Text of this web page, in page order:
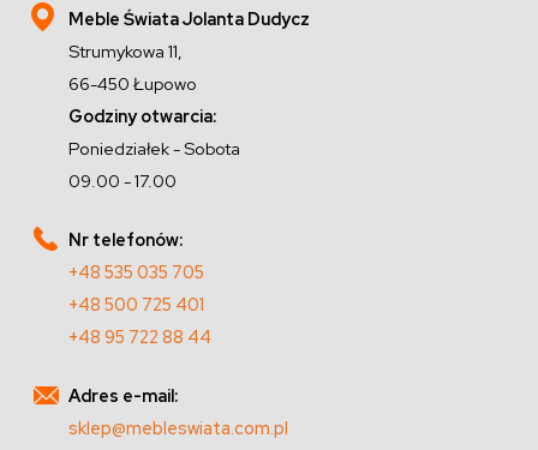
Meble Świata Jolanta Dudycz
Strumykowa 11,
66-450 Łupowo
Godziny otwarcia:
Poniedziałek - Sobota
09.00 - 17.00
Nr telefonów:
+48 535 035 705
+48 500 725 401
+48 95 722 88 44
Adres e-mail:
sklep@mebleswiata.com.pl